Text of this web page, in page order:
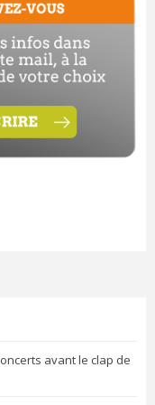
avant le clap de